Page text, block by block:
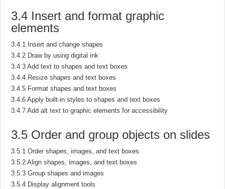
3.4 Insert and format graphic
elements
3.4.1 Insert and change shapes
3.4.2 Draw by using digital ink
3.4.3 Add text to shapes and text boxes
3.4.4 Resize shapes and text boxes
3.4.5 Format shapes and text boxes
3.4.6 Apply built-in styles to shapes and text boxes
3.4.7 Add alt text to graphic elements for accessibility
3.5 Order and group objects on slides
3.5.1 Order shapes, images, and text boxes
3.5.2 Align shapes, images, and text boxes
3.5.3 Group shapes and images
3.5.4 Display alignment tools